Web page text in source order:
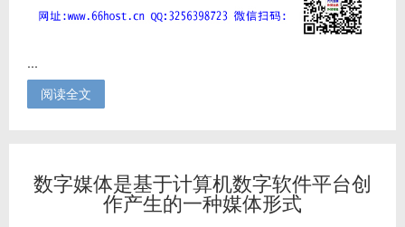
...
阅读全文
数字媒体是基于计算机数字软件平台创
作产生的一种媒体形式